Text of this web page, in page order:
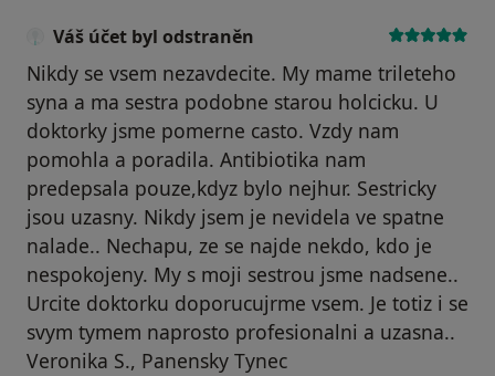
Váš účet byl odstraněn
Nikdy se vsem nezavdecite. My mame trileteho
syna a ma sestra podobne starou holcicku. U
doktorky jsme pomerne casto. Vzdy nam
pomohla a poradila. Antibiotika nam
predepsala pouze,kdyz bylo nejhur. Sestricky
jsou uzasny. Nikdy jsem je nevidela ve spatne
nalade.. Nechapu, ze se najde nekdo, kdo je
nespokojeny. My s moji sestrou jsme nadsene..
Urcite doktorku doporucujrme vsem. Je totiz i se
svym tymem naprosto profesionalni a uzasna..
Veronika S., Panensky Tynec